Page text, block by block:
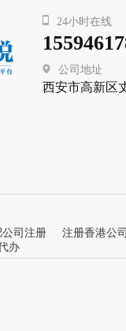
24小时在线
公司地址
西安市高新区
公司注册 注册香港公司
办